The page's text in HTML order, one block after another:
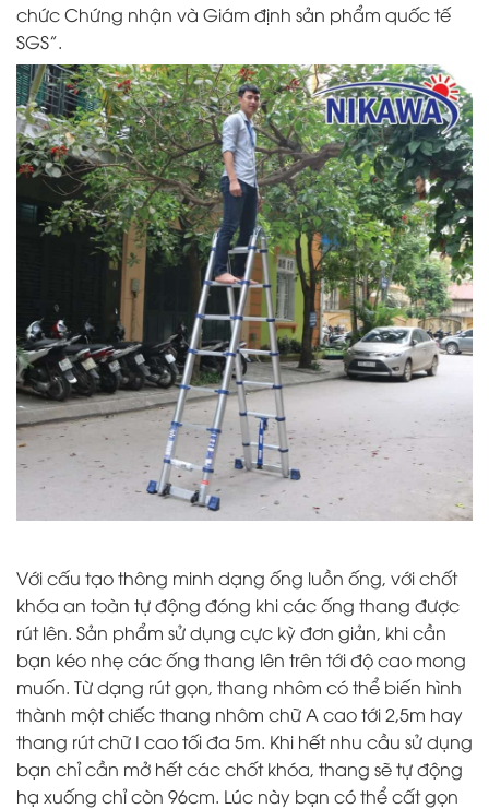
chức Chứng nhận và Giám định sản phẩm quốc tế
SGS”.
Với cấu tạo thông minh dạng ống luồn ống, với chốt
khóa an toàn tự động đóng khi các ống thang được
rút lên. Sản phẩm sử dụng cực kỳ đơn giản, khi cần
bạn kéo nhẹ các ống thang lên trên tới độ cao mong
muốn. Từ dạng rút gọn, thang nhôm có thể biến hình
thành một chiếc thang nhôm chữ A cao tới 2,5m hay
thang rút chữ I cao tối đa 5m. Khi hết nhu cầu sử dụng
bạn chỉ cần mở hết các chốt khóa, thang sẽ tự động
hạ xuống chỉ còn 96cm. Lúc này bạn có thể cất gọn